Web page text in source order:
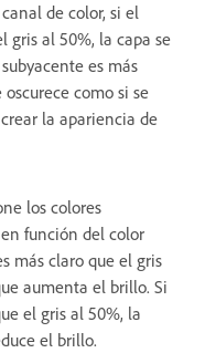
de color, si el
gris al 50%, la capa se
es más
como si se
la apariencia de
los colores
función del color
más claro que el gris
aumenta el brillo. Si
el gris al 50%, la
el brillo.